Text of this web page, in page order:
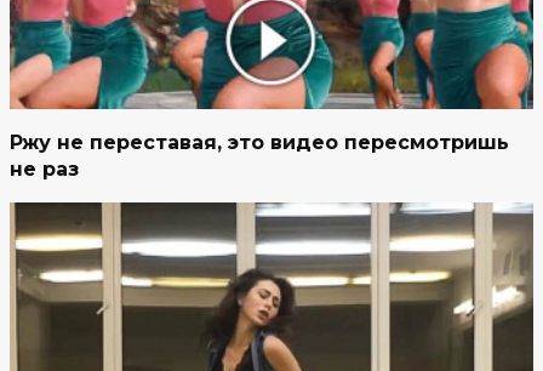
Ржу не переставая, это видео пересмотришь
не раз